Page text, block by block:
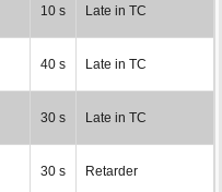
10 s Late in TC
40 s Late in TC
30 s Late in TC
30 s Retarder